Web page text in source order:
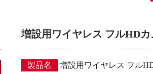
増設用ワイヤレス フルHDカ
製品名
増設用ワイヤレス フル